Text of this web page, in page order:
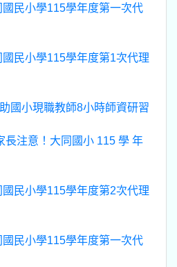
民小學115學年度第一次代
民小學115學年度第1次代理
國小現職教師8小時師資研習
長注意！大同國小 115 學 年
民小學115學年度第2次代理
民小學115學年度第一次代